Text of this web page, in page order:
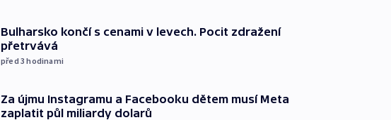
Bulharsko končí s cenami v levech. Pocit zdražení
přetrvává
před 3hodinami
Za újmu Instagramu a Facebooku dětem musí Meta
zaplatit půl miliardy dolarů